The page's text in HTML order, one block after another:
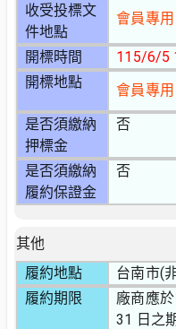
收受投標文
件地點
會員專用
開標時間
115/6/5
開標地點
會員專用
是否須繳納
押標金
否
是否須繳納
履約保證金
否
其他
履約地點
台南市(
履約期限
廠商應
31 日之